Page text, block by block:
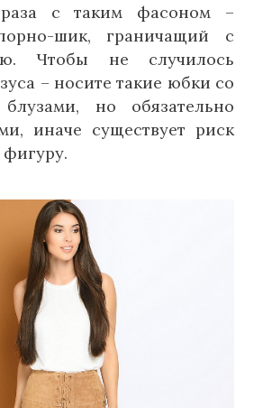
с таким фасоном –
шик, граничащий с
Чтобы не случилось
– носите такие юбки со
но обязательно
иначе существует риск